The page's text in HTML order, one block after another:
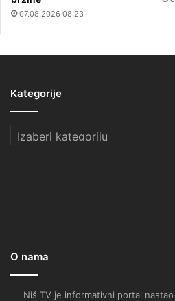
07.08.2026 08:23
Kategorije
Kategorije
O nama
Niš TV je informativni portal